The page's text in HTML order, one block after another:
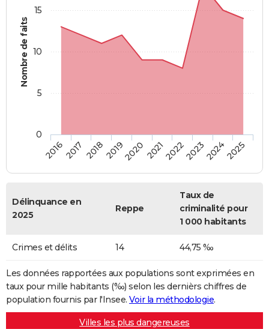
Nombre de faits
20162017 20182019202020212022202320242025
0
5
10
15
Délinquance en
2025
Reppe
Taux de
criminalité pour
1 000 habitants
Crimes et délits 14 44,75 ‰
Les données rapportées aux populations sont exprimées en
taux pour mille habitants (‰) selon les dernièrs chiffres de
population fournis par l'Insee. Voir la méthodologie.
Villes les plus dangereuses